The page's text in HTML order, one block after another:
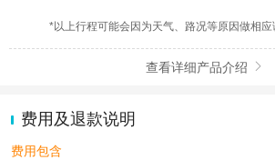
*以上行程可能会因为天气、路况等原因做相应
查看详细产品介绍 
费用及退款说明
费用包含